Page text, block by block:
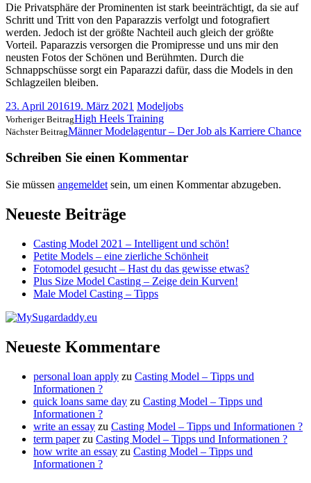
Die Privatsphäre der Prominenten ist stark beeinträchtigt, da sie auf
Schritt und Tritt von den Paparazzis verfolgt und fotografiert
werden. Jedoch ist der größte Nachteil auch gleich der größte
Vorteil. Paparazzis versorgen die Promipresse und uns mir den
neusten Fotos der Schönen und Berühmten. Durch die
Schnappschüsse sorgt ein Paparazzi dafür, dass die Models in den
Schlagzeilen bleiben.
23. April 201619. März 2021 Modeljobs
Vorheriger BeitragHigh Heels Training
Nächster BeitragMänner Modelagentur – Der Job als Karriere Chance
Schreiben Sie einen Kommentar
Sie müssen angemeldet sein, um einen Kommentar abzugeben.
Neueste Beiträge
Casting Model 2021 – Intelligent und schön!
Petite Models – eine zierliche Schönheit
Fotomodel gesucht – Hast du das gewisse etwas?
Plus Size Model Casting – Zeige dein Kurven!
Male Model Casting – Tipps
Neueste Kommentare
personal loan apply zu Casting Model – Tipps und
Informationen ?
quick loans same day zu Casting Model – Tipps und
Informationen ?
write an essay zu Casting Model – Tipps und Informationen ?
term paperzu Casting Model – Tipps und Informationen ?
how write an essay zu Casting Model – Tipps und
Informationen ?